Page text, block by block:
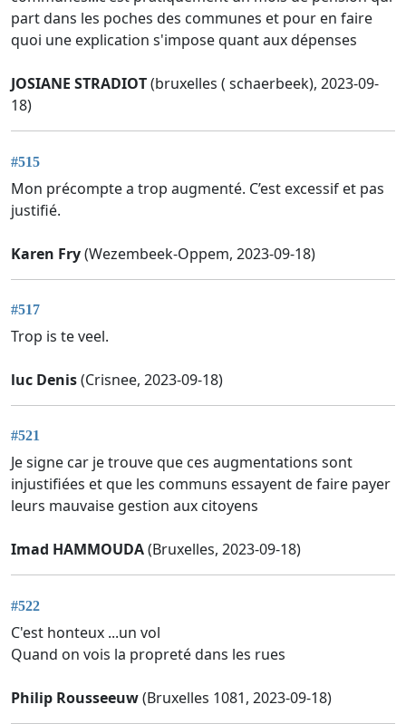
part dans les poches des communes et pour en faire
quoi une explication s'impose quant aux dépenses
JOSIANE STRADIOT(bruxelles ( schaerbeek), 2023-09-
18)
#515
Mon précompte a trop augmenté. C’est excessif et pas
justifié.
Karen Fry(Wezembeek-Oppem, 2023-09-18)
#517
Trop is te veel.
luc Denis(Crisnee, 2023-09-18)
#521
Je signe car je trouve que ces augmentations sont
injustifiées et que les communs essayent de faire payer
leurs mauvaise gestion aux citoyens
Imad HAMMOUDA(Bruxelles, 2023-09-18)
#522
C'est honteux ...un vol
Quand on vois la propreté dans les rues
Philip Rousseeuw(Bruxelles 1081, 2023-09-18)